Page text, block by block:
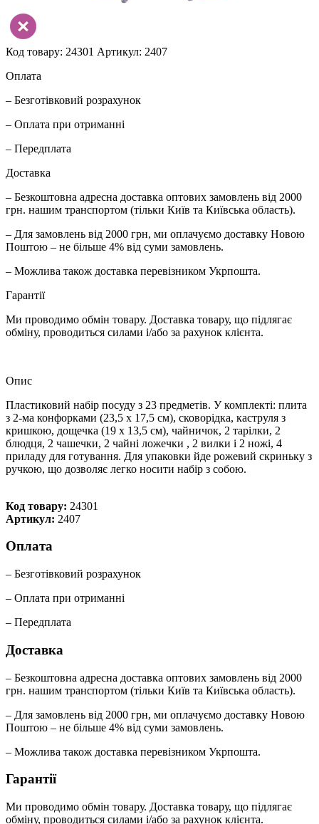
Код товару: 24301 Артикул: 2407
Оплата
– Безготівковий розрахунок
– Оплата при отриманні
– Передплата
Доставка
– Безкоштовна адресна доставка оптових замовлень від 2000
грн. нашим транспортом (тільки Київ та Київська область).
– Для замовлень від 2000 грн, ми оплачуємо доставку Новою
Поштою – не більше 4% від суми замовлень.
– Можлива також доставка перевізником Укрпошта.
Гарантії
Ми проводимо обмін товару. Доставка товару, що підлягає
обміну, проводиться силами і/або за рахунок клієнта.
Опис
Пластиковий набір посуду з 23 предметів. У комплекті: плита
з 2-ма конфорками (23,5 х 17,5 см), сковорідка, каструля з
кришкою, дощечка (19 х 13,5 см), чайничок, 2 тарілки, 2
блюдця, 2 чашечки, 2 чайні ложечки , 2 вилки і 2 ножі, 4
приладу для готування. Для упаковки йде рожевий скриньку з
ручкою, що дозволяє легко носити набір з собою.
Код товару: 24301
Артикул: 2407
Оплата
– Безготівковий розрахунок
– Оплата при отриманні
– Передплата
Доставка
– Безкоштовна адресна доставка оптових замовлень від 2000
грн. нашим транспортом (тільки Київ та Київська область).
– Для замовлень від 2000 грн, ми оплачуємо доставку Новою
Поштою – не більше 4% від суми замовлень.
– Можлива також доставка перевізником Укрпошта.
Гарантії
Ми проводимо обмін товару. Доставка товару, що підлягає
обміну, проводиться силами і/або за рахунок клієнта.